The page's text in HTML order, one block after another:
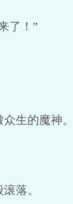
了！”
生的魔神。
落。